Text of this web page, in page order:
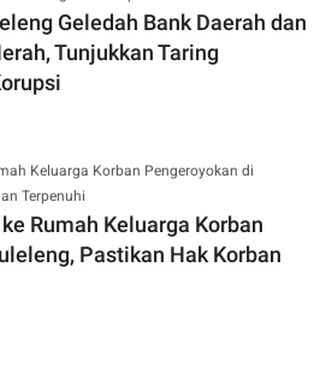
Geledah Bank Daerah dan
Tunjukkan Taring
Rumah Keluarga Korban
Pastikan Hak Korban